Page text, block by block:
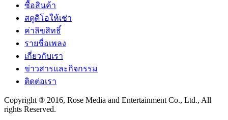
ซื้อสินค้า
สตูดิโอให้เช่า
ค่าลิขสิทธิ์
รายชื่อเพลง
เกี่ยวกับเรา
ข่าวสารและกิจกรรม
ติดต่อเรา
Copyright ® 2016, Rose Media and Entertainment Co., Ltd., All
rights Reserved.